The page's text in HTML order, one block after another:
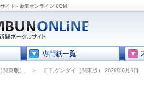
イト - 新聞オンライン.COM
関東版） ＞ 日刊ゲンダイ（関東版） 2026年6月6日